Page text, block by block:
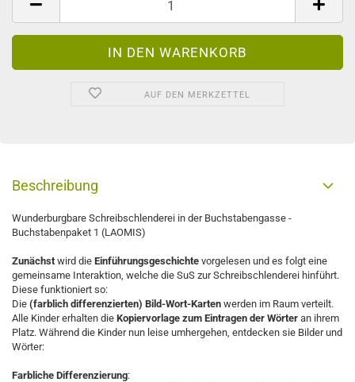
AUF DEN MERKZETTEL
Beschreibung
Wunderburgbare Schreibschlenderei in der Buchstabengasse -
Buchstabenpaket 1 (LAOMIS)
Zunächstwird die Einführungsgeschichte vorgelesen und es folgt eine
gemeinsame Interaktion, welche die SuS zur Schreibschlenderei hinführt.
Diese funktioniert so:
Die (farblich differenzierten) Bild-Wort-Karten werden im Raum verteilt.
Alle Kinder erhalten die Kopiervorlage zum Eintragen der Wörter an ihrem
Platz. Während die Kinder nun leise umhergehen, entdecken sie Bilder und
Wörter:
Farbliche Differenzierung: